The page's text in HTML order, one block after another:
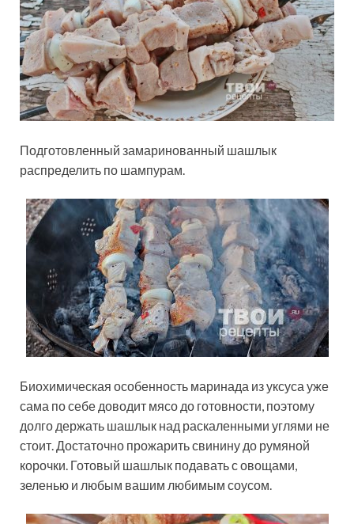
Подготовленный замаринованный шашлык
распределить по шампурам.
Биохимическая особенность маринада из уксуса уже
сама по себе доводит мясо до готовности, поэтому
долго держать шашлык над раскаленными углями не
стоит. Достаточно прожарить свинину до румяной
корочки. Готовый шашлык подавать с овощами,
зеленью и любым вашим любимым соусом.